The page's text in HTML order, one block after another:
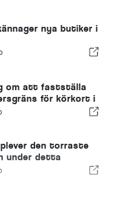
nya butiker i
om att fastställa
för körkort i
den torraste
under detta